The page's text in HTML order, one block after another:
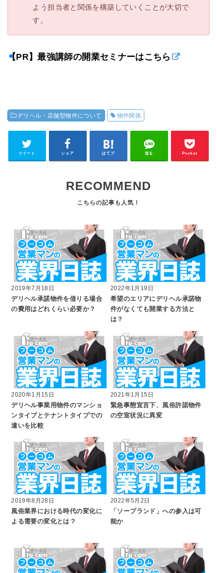
よう担当者と関係を構築していくことが大切で
す。
【PR】最強講師の開業セミナーはこちら
デリヘル・店舗型物件について 物件関係
ツイート シェア はてブ 送る Pocket
RECOMMEND
2019年7月18日
デリヘル承諾物件を借りる場合
の費用はどれくらい必要か？
2022年1月19日
希望のエリアにデリヘル承諾物
件がなくても開業する方法と
は？
2020年1月15日
デリヘル事業用物件のマンショ
ンタイプとテナントタイプでの
違いを比較
2021年1月15日
緊急事態宣言下、風俗許諾物件
の空室状況に異変
2019年8月28日
風俗業界における時代の変化に
よる需要の変化とは？
2022年5月2日
「ソープランド」への参入は可
能か